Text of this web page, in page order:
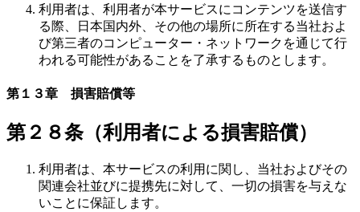
利用者は、利用者が本サービスにコンテンツを送信す
る際、日本国内外、その他の場所に所在する当社およ
び第三者のコンピューター・ネットワークを通じて行
われる可能性があることを了承するものとします。
第１３章 損害賠償等
第２８条（利用者による損害賠償）
利用者は、本サービスの利用に関し、当社およびその
関連会社並びに提携先に対して、一切の損害を与えな
いことに保証します。